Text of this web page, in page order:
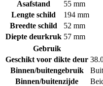
Asafstand
55 mm
Lengte schild
194 mm
Breedte schild
52 mm
Diepte deurkruk 57 mm
Gebruik
Geschikt voor dikte deur
Binnen/buitengebruik
Binnen/buitenzijde